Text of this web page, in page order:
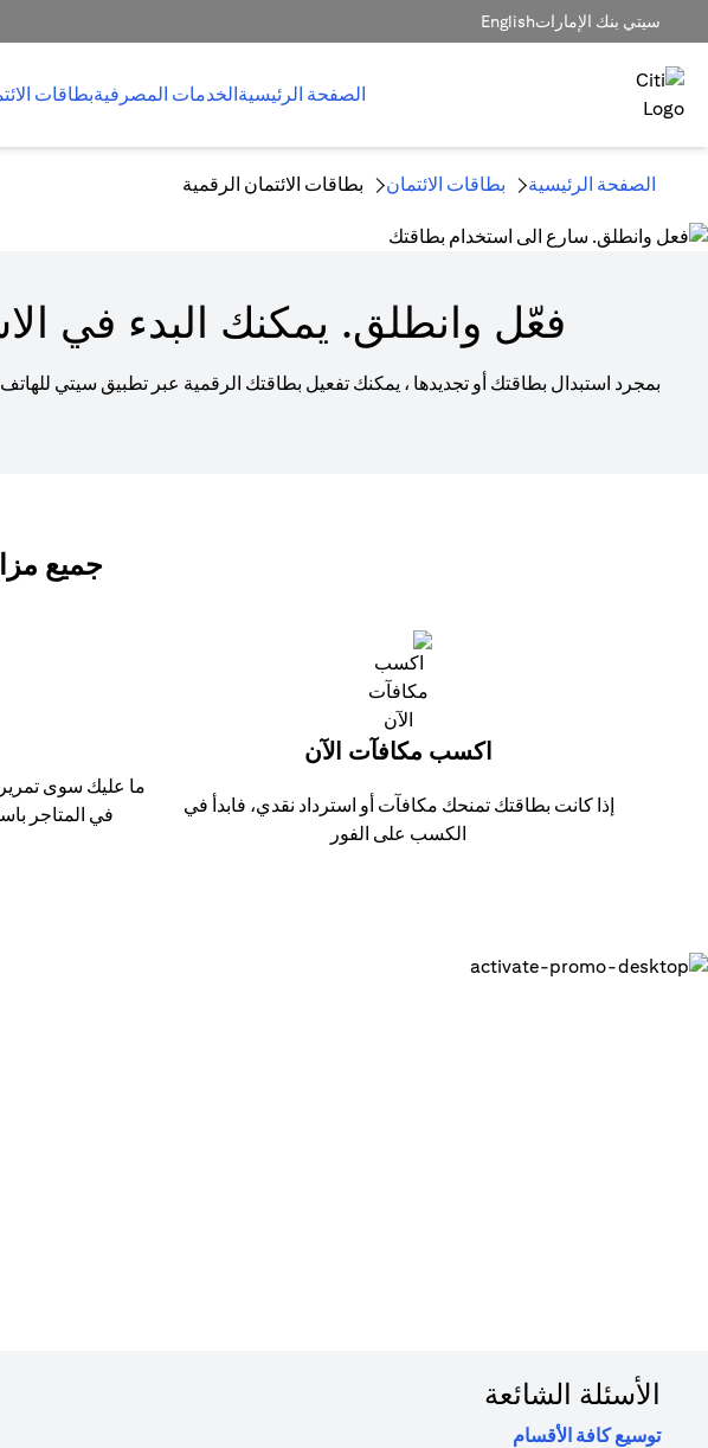
سيتي بنك الإماراتEnglish
الصفحة الرئيسيةالخدمات المصرفيةبطاقات
الصفحة الرئيسية بطاقات الائتمان بطاقات الائتمان الرقمية
فعّل وانطلق. يمكنك البدء في
بمجرد استبدال بطاقتك أو تجديدها ، يمكنك تفعيل بطاقتك الرقمية عبر تطبيق سيتي
جميع
اكسب مكافآت الآن
إذا كانت بطاقتك تمنحك مكافآت أو استرداد نقدي، فابدأ في
الكسب على الفور
ما عليك سوى
في المتاجر
الأسئلة الشائعة
توسيع كافة الأقسام